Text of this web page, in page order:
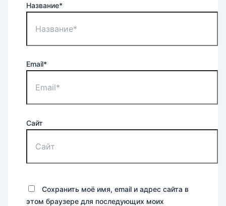
Название*
Email*
Сайт
Сохранить моё имя, email и адрес сайта в
этом браузере для последующих моих